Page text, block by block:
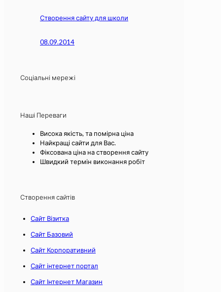
Створення сайту для школи
08.09.2014
Соціальні мережі
Наші Переваги
Висока якість, та помірна ціна
Найкращі сайти для Вас.
Фіксована ціна на створення сайту
Швидкий термін виконання робіт
Створення сайтів
Сайт Візитка
Сайт Базовий
Сайт Корпоративний
Сайт інтернет портал
Сайт Інтернет Магазин